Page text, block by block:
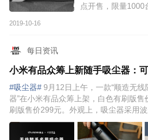
点开售，限量1000
主机将马达和电池
2019-10-16
每日资讯
小米有品众筹上新随手吸尘器：
#吸尘器# 9月12日上午，一款“顺造无线
器”在小米有品众筹上架，白色有刷版
刷版售价299元。外观上，吸尘器采用
观设计，头部位置设有隐...